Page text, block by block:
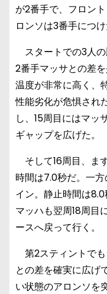
が2番手で、フロン
ロンソは3番手につけ
スタートでの3人
2番手マッサとの差
温度が非常に高く、
性能劣化が危惧され
し、15周目にはマッ
ギャップを広げた。
そして16周目、ま
時間は7.0秒だ。一
イン。静止時間は
マッハも翌周18周目
ースへ戻って行く。
第2スティントで
との差を確実に広げ
い状態のアロンソを